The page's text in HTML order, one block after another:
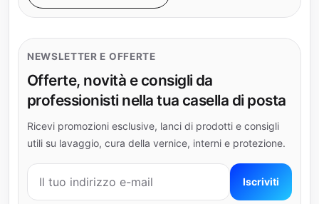
NEWSLETTER E OFFERTE
Offerte, novità e consigli da
professionisti nella tua casella di posta
Ricevi promozioni esclusive, lanci di prodotti e consigli
utili su lavaggio, cura della vernice, interni e protezione.
Indirizzo e-mail
Iscriviti